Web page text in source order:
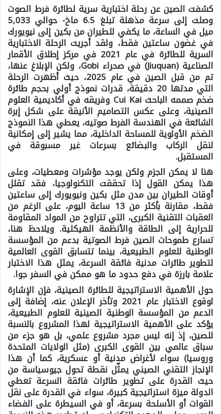
كشفت الصين عن رحلة اختبارية سرية لطائرة فرط الصوت
وصلت إلى سرعة مذهلة تبلغ 6.5 ماخ- حوالي 5,033
ميل في الساعة، ما يكفي للطيران من بكين إلى نيويورك
في غضون ساعتين فقط، ولقد أجريت الرحلة الاختبارية
السرية للطائرة في عام 2021 في مركز إطلاق الأقمار
الصناعية (Jiuquan) في صحراء Gobi، ولكن الإبلاغ عنها،
تم من قبل الصين في عام 2025، حيث أظهرت الرحلة
التي مدتها 20 دقيقة، قدرات نموذج أولي بحجم طائرة
ضخم صممه الباحث Cui Kai وفريقه في أكاديمية العلوم
الصينية، وعلى عكس التصاميم الأنيقة على شكل إبرة
الشائعة في الهندسة الفرط صوتيه، يعطي هذا النموذج
الضخم الأولوية للمساحة الداخلية، مما يشير إلى إمكانية
لنقل الركاب والبضائع بسرعات غير مسبوقة في
المستقبل.
هنا لا يمكن الجزم ولكن يوجد مؤشرات ومعطيات، وعلى
هذا يمكن القول إذا تحققت التكنولوجيا، فقد تقلل
أوقات الطيران بين مدن مثل بكين ونيويورك إلى ساعتين
فقط، مقارنة بأكثر من 13 ساعة اليوم، على الرغم من
العقبات التقنية الكبرى، التي تتراوح من المواد المقاومة
للحرارية إلى الطاقة والأنظمة الهيكلية. ويلاحظ هنا،
تسارع طموحات الصين فرط الصوتية بدعم من المؤسسة
الوطنية للعلوم الطبيعية، بينما تتسابق القوى العالمية
لتطوير طائرات مدنية فائقة السرعة، يمثل هذا الاختبار
علامة بارزة في دفع حدود ما هو ممكن في السفر جوا.
حول الأهمية الاستراتيجية للطائرة الصينية، فإن الإشارة
لوقوع الاختبار عام 2021 وتأخر الإعلان عنه، إضافة إلى
الدعم من المؤسسة الوطنية الصينية للعلوم الطبيعية،
يؤكد على الأهمية الاستراتيجية لهذا المشروع بالنسبة
للصين، إذ إنه ليس مجرد مشروع علمي، بل هو جزء من
سباق عالمي بين القوى الكبرى (مثل الولايات المتحدة
وروسيا) سواء لأغراض مدنية أو عسكرية، كما أن هذا
الإنجاز التقني الصيني يمثّل نقطة تحول جيوسياسة من
حيث القدرة على تطوير طائرات فائقة السرعة تعطي
الدولة ميزة استراتيجية كبيرة، سواء في القدرة على نقل
القوات أو الأسلحة بسرعة، أو في السيطرة على الفضاء